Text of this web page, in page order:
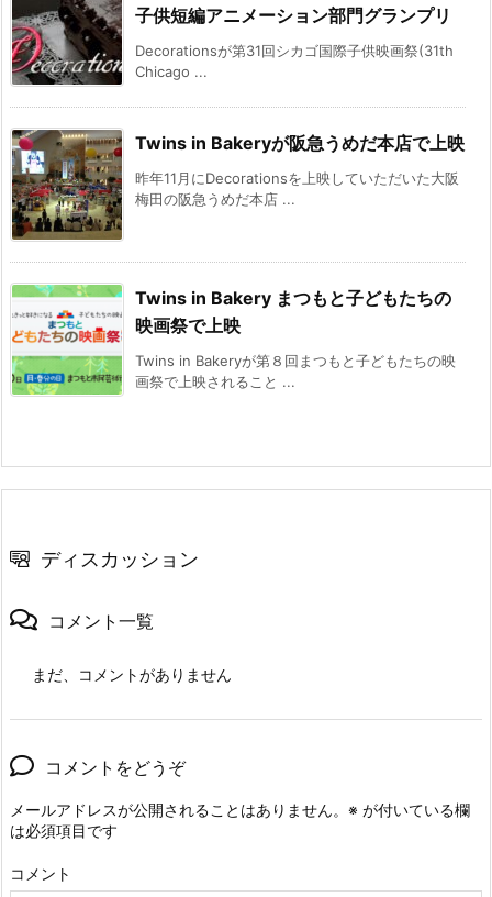
子供短編アニメーション部門グランプリ
Decorationsが第31回シカゴ国際子供映画祭(31th
Chicago ...
Twins in Bakeryが阪急うめだ本店で上映
昨年11月にDecorationsを上映していただいた大阪
梅田の阪急うめだ本店 ...
Twins in Bakery まつもと子どもたちの
映画祭で上映
Twins in Bakeryが第８回まつもと子どもたちの映
画祭で上映されること ...
ディスカッション
コメント一覧
まだ、コメントがありません
コメントをどうぞ
メールアドレスが公開されることはありません。 ※ が付いている欄
は必須項目です
コメント